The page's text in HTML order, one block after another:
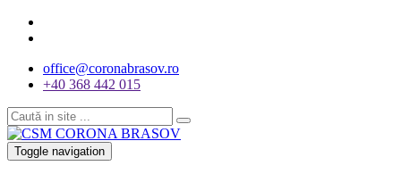
office@coronabrasov.ro
+40 368 442 015
Toggle navigation